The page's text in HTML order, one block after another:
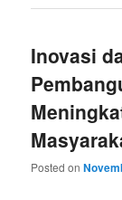
Inovasi
Posted on